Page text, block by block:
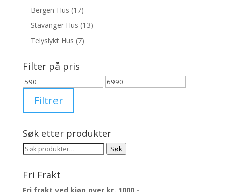
Bergen Hus (17)
Stavanger Hus (13)
Telyslykt Hus (7)
Filter på pris
Min.
pris
Makspris
Filtrer
Søk etter produkter
Søk
Søk
Fri Frakt